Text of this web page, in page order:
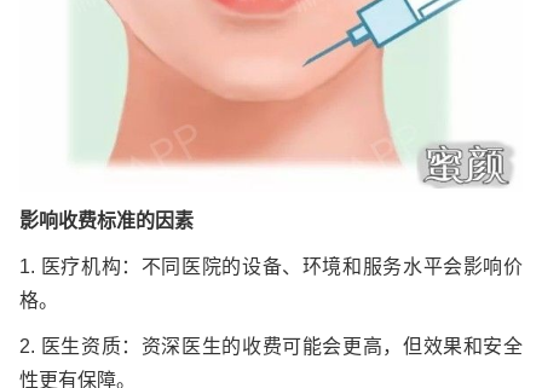
影响收费标准的因素
1. 医疗机构：不同医院的设备、环境和服务水平会影响价
格。
2. 医生资质：资深医生的收费可能会更高，但效果和安全
性更有保障。